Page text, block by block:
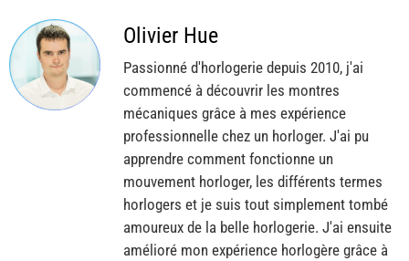
Olivier Hue
Passionné d'horlogerie depuis 2010, j'ai
commencé à découvrir les montres
mécaniques grâce à mes expérience
professionnelle chez un horloger. J'ai pu
apprendre comment fonctionne un
mouvement horloger, les différents termes
horlogers et je suis tout simplement tombé
amoureux de la belle horlogerie. J'ai ensuite
amélioré mon expérience horlogère grâce à